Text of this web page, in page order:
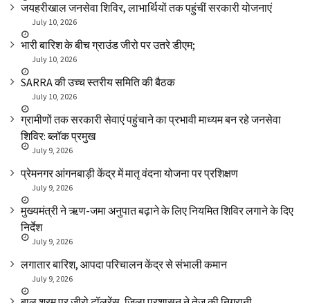
जयहरीखाल जनसेवा शिविर, लाभार्थियों तक पहुंचीं सरकारी योजनाएं
July 10, 2026
भारी बारिश के बीच ग्राउंड जीरो पर उतरे डीएम;
July 10, 2026
SARRA की उच्च स्तरीय समिति की बैठक
July 10, 2026
ग्रामीणों तक सरकारी सेवाएं पहुंचाने का प्रभावी माध्यम बन रहे जनसेवा
शिविर: ब्लॉक प्रमुख
July 9, 2026
प्रेमनगर आंगनबाड़ी केंद्र में मातृ वंदना योजना पर प्रशिक्षण
July 9, 2026
मुख्यमंत्री ने ऋण-जमा अनुपात बढ़ाने के लिए नियमित शिविर लगाने के दिए
निर्देश
July 9, 2026
लगातार बारिश, आपदा परिचालन केंद्र से संभाली कमान
July 9, 2026